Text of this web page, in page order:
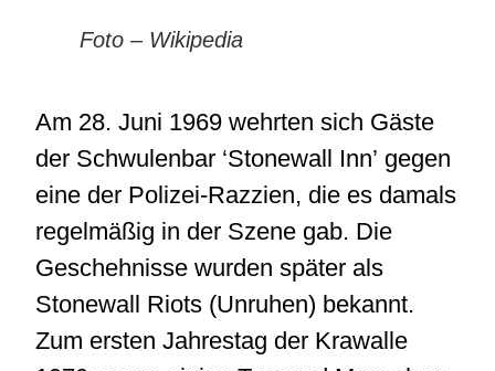
Foto – Wikipedia
Am 28. Juni 1969 wehrten sich Gäste
der Schwulenbar ‘Stonewall Inn’ gegen
eine der Polizei-Razzien, die es damals
regelmäßig in der Szene gab. Die
Geschehnisse wurden später als
Stonewall Riots (Unruhen) bekannt.
Zum ersten Jahrestag der Krawalle